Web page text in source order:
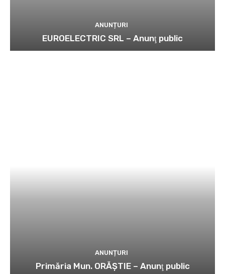
ANUNȚURI
EUROELECTRIC SRL – Anunţ public
ANUNȚURI
Primăria Mun. ORĂȘTIE – Anunţ public